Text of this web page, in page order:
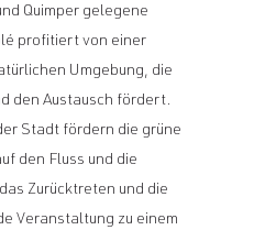
Quimper gelegene
profitiert von einer
Umgebung, die
den Austausch fördert.
Stadt fördern die grüne
den Fluss und die
Zurücktreten und die
Veranstaltung zu einem